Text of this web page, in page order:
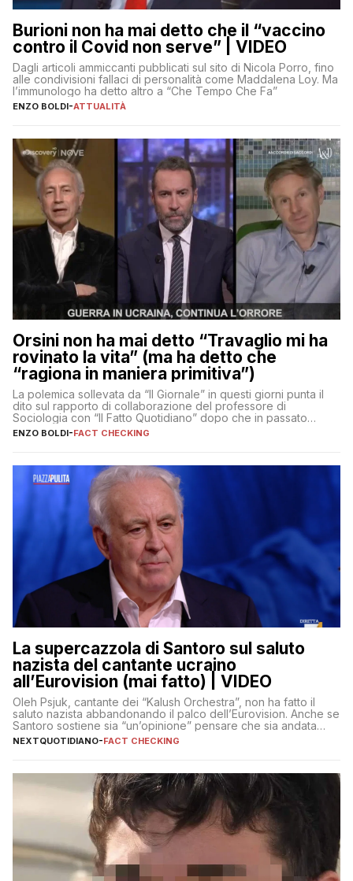
Burioni non ha mai detto che il “vaccino
contro il Covid non serve” | VIDEO
Dagli articoli ammiccanti pubblicati sul sito di Nicola Porro, fino
alle condivisioni fallaci di personalità come Maddalena Loy. Ma
l’immunologo ha detto altro a “Che Tempo Che Fa”
ENZO BOLDI-ATTUALITÀ
Orsini non ha mai detto “Travaglio mi ha
rovinato la vita” (ma ha detto che
“ragiona in maniera primitiva”)
La polemica sollevata da “Il Giornale” in questi giorni punta il
dito sul rapporto di collaborazione del professore di
Sociologia con “Il Fatto Quotidiano” dopo che in passato
erano volati stracci
ENZO BOLDI-FACT CHECKING
La supercazzola di Santoro sul saluto
nazista del cantante ucraino
all’Eurovision (mai fatto) | VIDEO
Oleh Psjuk, cantante dei “Kalush Orchestra”, non ha fatto il
saluto nazista abbandonando il palco dell’Eurovision. Anche se
Santoro sostiene sia “un’opinione” pensare che sia andata
così
NEXTQUOTIDIANO-FACT CHECKING